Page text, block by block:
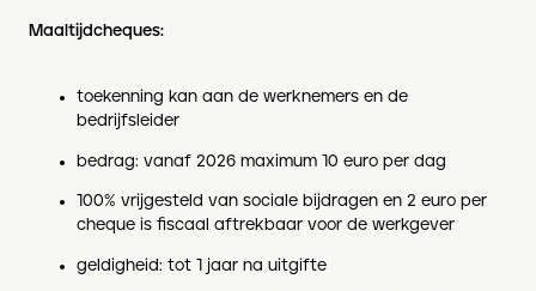
Maaltijdcheques:
toekenning kan aan de werknemers en de
bedrijfsleider
bedrag: vanaf 2026 maximum 10 euro per dag
100% vrijgesteld van sociale bijdragen en 2 euro per
cheque is fiscaal aftrekbaar voor de werkgever
geldigheid: tot 1 jaar na uitgifte